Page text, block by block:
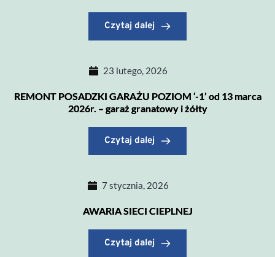
Czytaj dalej
23 lutego, 2026
REMONT POSADZKI GARAŻU POZIOM ‘-1’ od 13 marca
2026r. – garaż granatowy i żółty
Czytaj dalej
7 stycznia, 2026
AWARIA SIECI CIEPLNEJ
Czytaj dalej